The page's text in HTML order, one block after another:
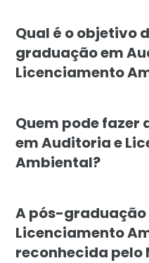
Qual é o objetivo
graduação em
Licenciamento
Quem pode
em Auditoria e
Ambiental?
A pós-
Licenciamento
reconhecida pelo